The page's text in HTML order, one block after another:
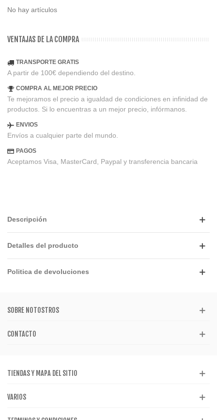
No hay artículos
VENTAJAS DE LA COMPRA
TRANSPORTE GRATIS
A partir de 100€ dependiendo del destino.
COMPRA AL MEJOR PRECIO
Te mejoramos el precio a igualdad de condiciones en infinidad de
productos. Si lo encuentras a un mejor precio, infórmanos.
ENVIOS
Envíos a cualquier parte del mundo.
PAGOS
Aceptamos Visa, MasterCard, Paypal y transferencia bancaria
Descripción
Detalles del producto
Politica de devoluciones
SOBRE NOTOSTROS
CONTACTO
TIENDAS Y MAPA DEL SITIO
VARIOS